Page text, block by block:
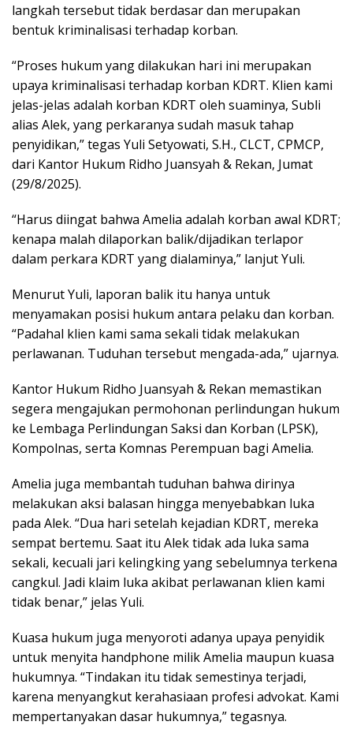
langkah tersebut tidak berdasar dan merupakan
bentuk kriminalisasi terhadap korban.
“Proses hukum yang dilakukan hari ini merupakan
upaya kriminalisasi terhadap korban KDRT. Klien kami
jelas-jelas adalah korban KDRT oleh suaminya, Subli
alias Alek, yang perkaranya sudah masuk tahap
penyidikan,” tegas Yuli Setyowati, S.H., CLCT, CPMCP,
dari Kantor Hukum Ridho Juansyah & Rekan, Jumat
(29/8/2025).
“Harus diingat bahwa Amelia adalah korban awal KDRT;
kenapa malah dilaporkan balik/dijadikan terlapor
dalam perkara KDRT yang dialaminya,” lanjut Yuli.
Menurut Yuli, laporan balik itu hanya untuk
menyamakan posisi hukum antara pelaku dan korban.
“Padahal klien kami sama sekali tidak melakukan
perlawanan. Tuduhan tersebut mengada-ada,” ujarnya.
Kantor Hukum Ridho Juansyah & Rekan memastikan
segera mengajukan permohonan perlindungan hukum
ke Lembaga Perlindungan Saksi dan Korban (LPSK),
Kompolnas, serta Komnas Perempuan bagi Amelia.
Amelia juga membantah tuduhan bahwa dirinya
melakukan aksi balasan hingga menyebabkan luka
pada Alek. “Dua hari setelah kejadian KDRT, mereka
sempat bertemu. Saat itu Alek tidak ada luka sama
sekali, kecuali jari kelingking yang sebelumnya terkena
cangkul. Jadi klaim luka akibat perlawanan klien kami
tidak benar,” jelas Yuli.
Kuasa hukum juga menyoroti adanya upaya penyidik
untuk menyita handphone milik Amelia maupun kuasa
hukumnya. “Tindakan itu tidak semestinya terjadi,
karena menyangkut kerahasiaan profesi advokat. Kami
mempertanyakan dasar hukumnya,” tegasnya.